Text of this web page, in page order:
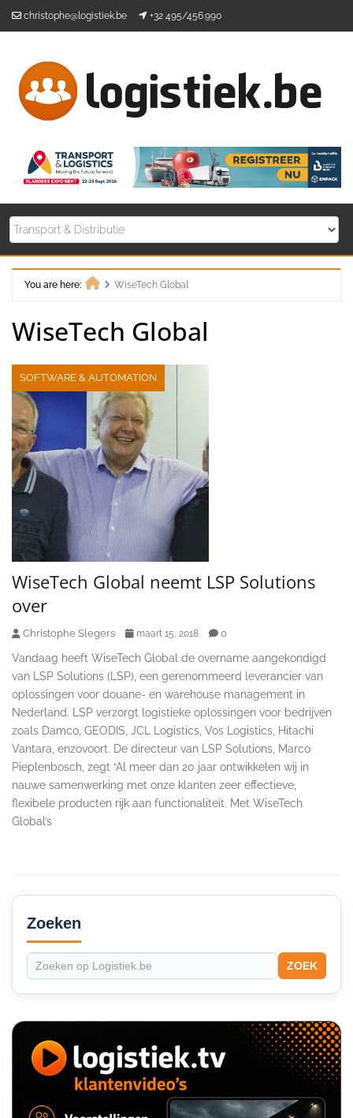
christophe@logistiek.be +32 495/456.990
You are here:
WiseTech Global
WiseTech Global
SOFTWARE & AUTOMATION
WiseTech Global neemt LSP Solutions
over
Christophe Slegers maart 15, 2018 0
Vandaag heeft WiseTech Global de overname aangekondigd
van LSP Solutions (LSP), een gerenommeerd leverancier van
oplossingen voor douane- en warehouse management in
Nederland. LSP verzorgt logistieke oplossingen voor bedrijven
zoals Damco, GEODIS, JCL Logistics, Vos Logistics, Hitachi
Vantara, enzovoort. De directeur van LSP Solutions, Marco
Pieplenbosch, zegt “Al meer dan 20 jaar ontwikkelen wij in
nauwe samenwerking met onze klanten zeer effectieve,
flexibele producten rijk aan functionaliteit. Met WiseTech
Global’s
Secondary
Sidebar
Zoeken
ZOEK